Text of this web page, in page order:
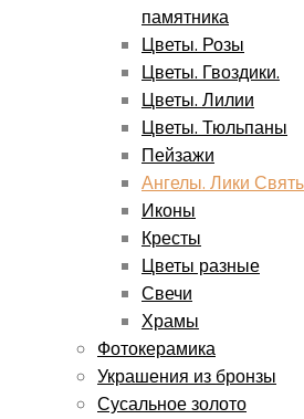
памятника
Цветы. Розы
Цветы. Гвоздики.
Цветы. Лилии
Цветы. Тюльпаны
Пейзажи
Ангелы. Лики
Иконы
Кресты
Цветы разные
Свечи
Храмы
Фотокерамика
Украшения из бронзы
Сусальное золото